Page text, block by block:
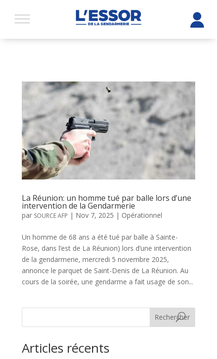
La Réunion: un homme tué par balle lors d’une
intervention de la Gendarmerie
par SOURCE AFP | Nov 7, 2025 | Opérationnel
Un homme de 68 ans a été tué par balle à Sainte-
Rose, dans l’est de La Réunion) lors d’une intervention
de la gendarmerie, mercredi 5 novembre 2025,
annonce le parquet de Saint-Denis de La Réunion. Au
cours de la soirée, une gendarme a fait usage de son...
Rechercher
Articles récents